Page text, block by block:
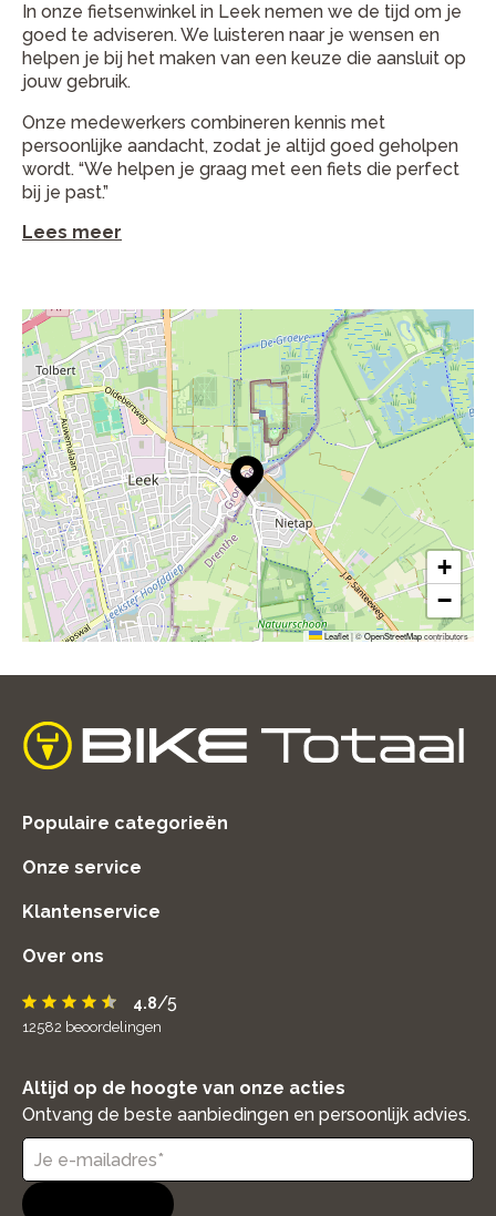
In onze fietsenwinkel in Leek nemen we de tijd om je
goed te adviseren. We luisteren naar je wensen en
helpen je bij het maken van een keuze die aansluit op
jouw gebruik.
Onze medewerkers combineren kennis met
persoonlijke aandacht, zodat je altijd goed geholpen
wordt. “We helpen je graag met een fiets die perfect
bij je past.”
Lees meer
+
−
Leaflet|©OpenStreetMapcontributors
home
Populaire categorieën
Onze service
Klantenservice
Over ons
4.8/5
12582 beoordelingen
Altijd op de hoogte van onze acties
Ontvang de beste aanbiedingen en persoonlijk advies.